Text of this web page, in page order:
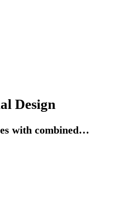
Design
with combined